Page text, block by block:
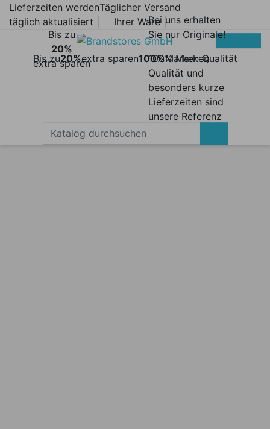
Lieferzeiten werden
täglich aktualisiert |
Täglicher Versand
Ihrer Ware |
Bis zu20%extra sparen
Bis zu
20%
extra sparen
100%Marken Qualität
Bei uns erhalten
Sie nur Originale!
100% Marken
Qualität und
besonders kurze
Lieferzeiten sind
unsere Referenz